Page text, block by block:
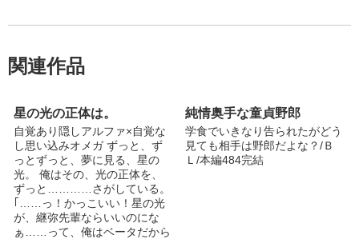
関連作品
星の光の正体は。
自覚あり隠し‪アルファ×自覚な
し思い込みオメガ ずっと、ず
っとずっと、夢に見る、星の
光。 俺はその、光の正体を、
ずっと…………さがしている。
｢……っ！かっこいい！星の光
が、継弥先輩ならいいのにな
ぁ……って、俺はベータだから
純情奥手な童貞野郎
学食でいきなり告られたがどう
見ても相手は野郎だよな？/Ｂ
Ｌ/本編484完結